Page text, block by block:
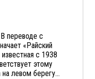
переводе с
«Райский
с 1938
этому
левом берегу...